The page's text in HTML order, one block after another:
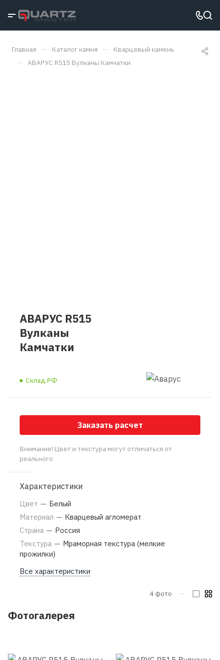
Главная — Каталог камня — Кварцевый камень
— АВАРУС R515 Вулканы Камчатки
АВАРУС R515
Вулканы
Камчатки
Склад РФ
Заказать расчет
Внимание! Цвет и текстура могут отличаться от
реального
Характеристики
Цвет — Белый
Материал — Кварцевый агломерат
Страна — Россия
Текстура — Мраморная текстура (мелкие
прожилки)
Все характеристики
Фотогалерея
4фото —